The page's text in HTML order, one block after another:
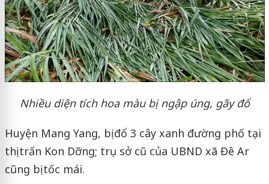
Nhiều diện tích hoa màu bị ngập úng, gãy đổ
Huyện Mang Yang, bị đổ 3 cây xanh đường phố tại
thị trấn Kon Dỡng; trụ sở cũ của UBND xã Đê Ar
cũng bị tốc mái.